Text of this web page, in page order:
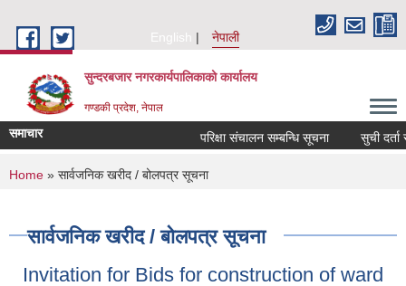
English
नेपाली
सुन्दरबजार नगरकार्यपालिकाको कार्यालय
गण्डकी प्रदेश, नेपाल
समाचार परिक्षा संचालन सम्बन्धि सूचना सुची दर्ता
You are here
Home » सार्वजनिक खरीद / बोलपत्र सूचना
सार्वजनिक खरीद / बोलपत्र सूचना
Invitation for Bids for construction of ward